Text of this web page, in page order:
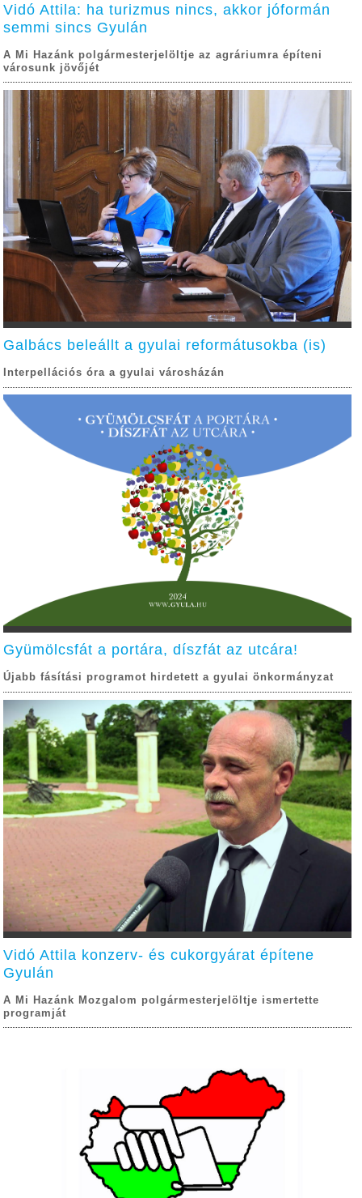
Vidó Attila: ha turizmus nincs, akkor jóformán
semmi sincs Gyulán
A Mi Hazánk polgármesterjelöltje az agráriumra építeni
városunk jövőjét
Galbács beleállt a gyulai reformátusokba (is)
Interpellációs óra a gyulai városházán
Gyümölcsfát a portára, díszfát az utcára!
Újabb fásítási programot hirdetett a gyulai önkormányzat
Vidó Attila konzerv- és cukorgyárat építene
Gyulán
A Mi Hazánk Mozgalom polgármesterjelöltje ismertette
programját